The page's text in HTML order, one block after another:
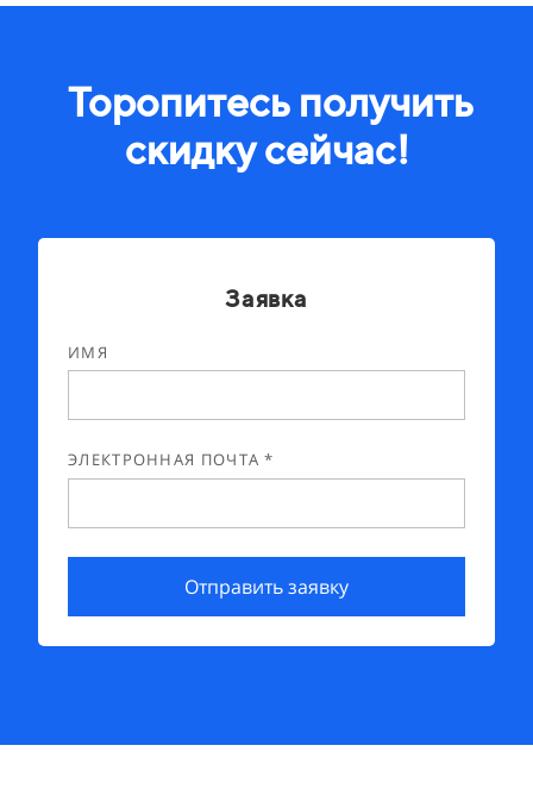
Торопитесь получить
скидку сейчас!
Заявка
ИМЯ
ЭЛЕКТРОННАЯ ПОЧТА *
Отправить заявку